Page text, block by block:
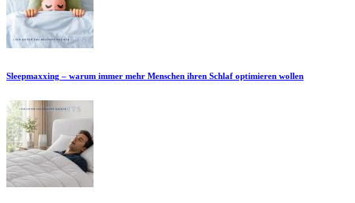
Sleepmaxxing – warum immer mehr Menschen ihren Schlaf optimieren wollen